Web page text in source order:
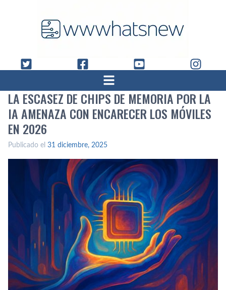
LA ESCASEZ DE CHIPS DE MEMORIA POR LA
IA AMENAZA CON ENCARECER LOS MÓVILES
EN 2026
Publicado el 31 diciembre, 2025